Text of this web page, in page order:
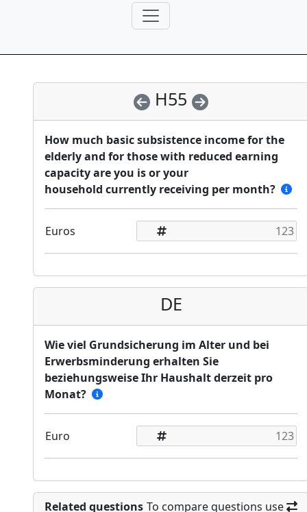
H55
How much basic subsistence income for the
elderly and for those with reduced earning
capacity are you is or your
household currently receiving per month?
Euros
DE
Wie viel Grundsicherung im Alter und bei
Erwerbsminderung erhalten Sie
beziehungsweise Ihr Haushalt derzeit pro
Monat?
Euro
Related questions To compare questions use